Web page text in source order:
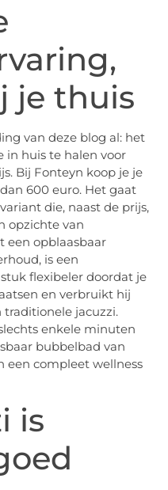
je thuis
van deze blog al: het
in huis te halen voor
Bij Fonteyn koop je je
600 euro. Het gaat
die, naast de prijs,
opzichte van
een opblaasbaar
is een
flexibeler doordat je
en verbruikt hij
jacuzzi.
enkele minuten
bubbelbad van
een compleet wellness
is